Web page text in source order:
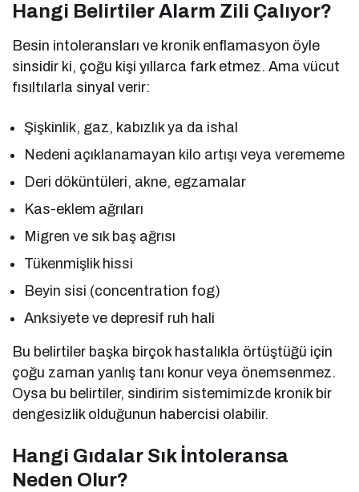
Hangi Belirtiler Alarm Zili Çalıyor?
Besin intoleransları ve kronik enflamasyon öyle
sinsidir ki, çoğu kişi yıllarca fark etmez. Ama vücut
fısıltılarla sinyal verir:
Şişkinlik, gaz, kabızlık ya da ishal
Nedeni açıklanamayan kilo artışı veya verememe
Deri döküntüleri, akne, egzamalar
Kas-eklem ağrıları
Migren ve sık baş ağrısı
Tükenmişlik hissi
Beyin sisi (concentration fog)
Anksiyete ve depresif ruh hali
Bu belirtiler başka birçok hastalıkla örtüştüğü için
çoğu zaman yanlış tanı konur veya önemsenmez.
Oysa bu belirtiler, sindirim sistemimizde kronik bir
dengesizlik olduğunun habercisi olabilir.
Hangi Gıdalar Sık İntoleransa
Neden Olur?